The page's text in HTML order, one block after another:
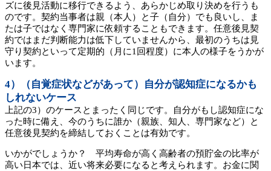
ズに後見活動に移行できるよう、あらかじめ取り決めを行うも
のです。契約当事者は親（本人）と子（自分）でも良いし、ま
たは子ではなく専門家に依頼することもできます。任意後見契
約ではまだ判断能力は低下していませんから、最初のうちは見
守り契約といって定期的（月に1回程度）に本人の様子をうかが
います。
4）（自覚症状などがあって）自分が認知症になるかも
しれないケース
上記の3）のケースとまったく同じです。自分がもし認知症にな
った時に備え、今のうちに誰か（親族、知人、専門家など）と
任意後見契約を締結しておくことは有効です。
いかがでしょうか？ 平均寿命が高く高齢者の預貯金の比率が
高い日本では、近い将来必要になると考えられます。お金に関